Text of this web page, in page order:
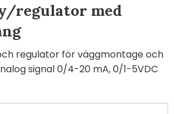
regulator med
regulator för väggmontage och
signal 0/4-20 mA, 0/1-5VDC